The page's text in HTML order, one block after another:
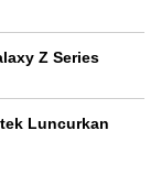
Z Series
Luncurkan